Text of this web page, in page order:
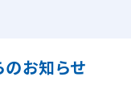
お知らせ